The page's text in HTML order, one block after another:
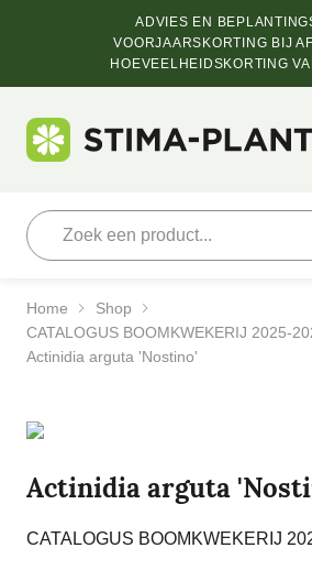
ADVIES EN
VOORJAARSKORTING BIJ
HOEVEELHEIDSKORTING
Home
Shop
CATALOGUS BOOMKWEKERIJ 2025-
Actinidia arguta 'Nostino'
Actinidia arguta
CATALOGUS BOOMKWEKERIJ